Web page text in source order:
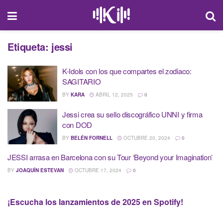
Etiqueta: jessi
K-Idols con los que compartes el zodiaco:
SAGITARIO
BY KARA ABRIL 12, 2025 0
Jessi crea su sello discográfico UNNI y firma
con DOD
BY BELÉN FORNELL OCTUBRE 20, 2024 0
JESSI arrasa en Barcelona con su Tour ‘Beyond your Imagination’
BY JOAQUÍN ESTEVAN OCTUBRE 17, 2024 0
¡Escucha los lanzamientos de 2025 en Spotify!